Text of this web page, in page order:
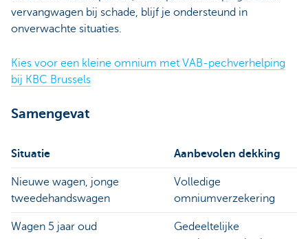
vervangwagen bij schade, blijf je ondersteund in
onverwachte situaties.
Kies voor een kleine omnium met VAB-pechverhelping
bij KBC Brussels
Samengevat
Situatie Aanbevolen dekking
Nieuwe wagen, jonge
tweedehandswagen
Volledige
omniumverzekering
Wagen 5 jaar oud
Gedeeltelijke